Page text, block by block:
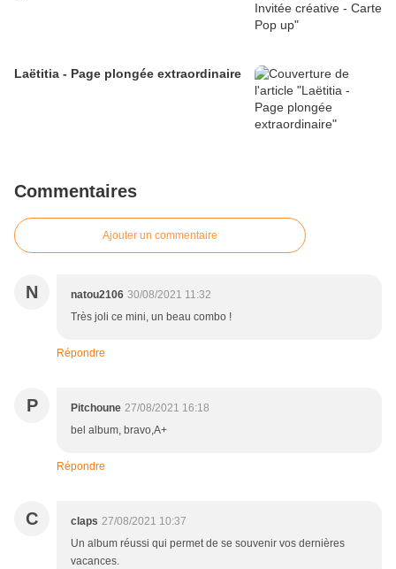
Laëtitia - Page plongée extraordinaire
Commentaires
Ajouter un commentaire
N natou2106 30/08/2021 11:32
Très joli ce mini, un beau combo !
Répondre
P Pitchoune 27/08/2021 16:18
bel album, bravo,A+
Répondre
C claps 27/08/2021 10:37
Un album réussi qui permet de se souvenir vos dernières
vacances.